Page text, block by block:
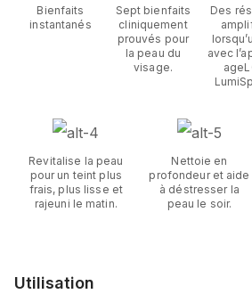
Bienfaits
instantanés
Sept bienfaits
cliniquement
prouvés pour
la peau du
visage.
Des
avec
Revitalise la peau
pour un teint plus
frais, plus lisse et
rajeuni le matin.
Nettoie en
profondeur et aide
à déstresser la
peau le soir.
Utilisation